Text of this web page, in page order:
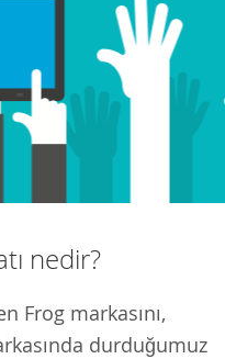
nedir?
Frog markasını,
durduğumuz